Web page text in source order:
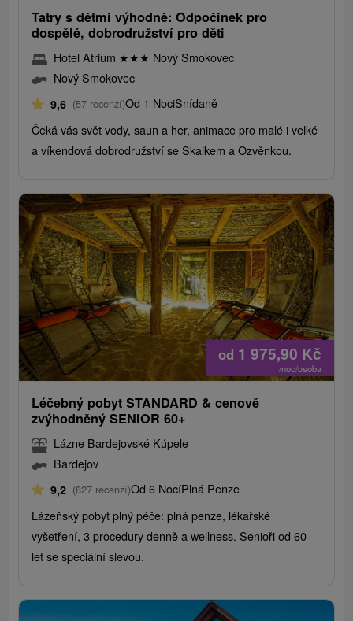
Tatry s dětmi výhodně: Odpočinek pro
dospělé, dobrodružství pro děti
Hotel Atrium ★★★ Nový Smokovec
Nový Smokovec
9,6 (57 recenzí)Od 1 NociSnídaně
Čeká vás svět vody, saun a her, animace pro malé i velké
a víkendová dobrodružství se Skalkem a Ozvěnkou.
od 1 975,90 Kč
/noc/osoba
Léčebný pobyt STANDARD & cenově
zvýhodněný SENIOR 60+
Lázne Bardejovské Kúpele
Bardejov
9,2 (827 recenzí)Od 6 NocíPlná Penze
Lázeňský pobyt plný péče: plná penze, lékařské
vyšetření, 3 procedury denně a wellness. Senioři od 60
let se speciální slevou.